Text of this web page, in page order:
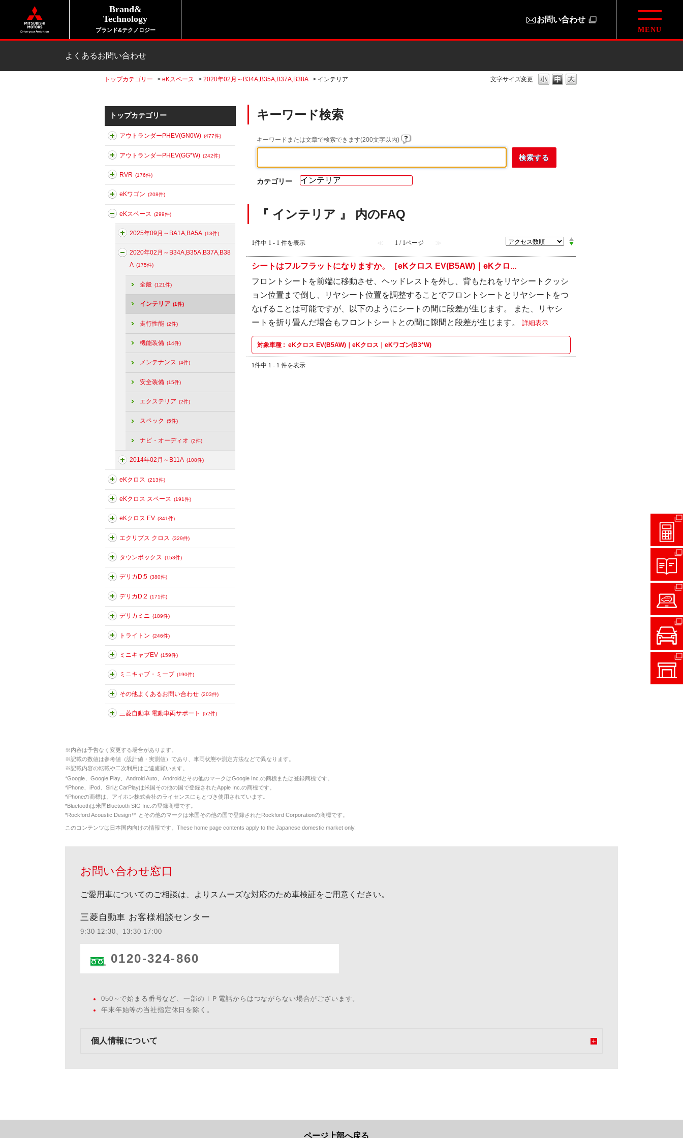
Brand&
Technology
ブランド&テクノロジー
お問い合わせ
よくあるお問い合わせ
文字サイズ変更
トップカテゴリー > eKスペース > 2020年02月～B34A,B35A,B37A,B38A > インテリア
トップカテゴリー
アウトランダーPHEV(GN0W) (477件)
アウトランダーPHEV(GG*W) (242件)
RVR (176件)
eKワゴン (208件)
eKスペース (299件)
2025年09月～BA1A,BA5A (13件)
2020年02月～B34A,B35A,B37A,B38
A (175件)
全般 (121件)
インテリア (1件)
走行性能 (2件)
機能装備 (14件)
メンテナンス (4件)
安全装備 (15件)
エクステリア (2件)
スペック (5件)
ナビ・オーディオ (2件)
2014年02月～B11A (108件)
eKクロス (213件)
eKクロス スペース (191件)
eKクロス EV (341件)
エクリプス クロス (329件)
タウンボックス (153件)
デリカD:5 (380件)
デリカD:2 (171件)
デリカミニ (189件)
トライトン (246件)
ミニキャブEV (159件)
ミニキャブ・ミーブ (190件)
その他よくあるお問い合わせ (203件)
三菱自動車 電動車両サポート (52件)
キーワード検索
キーワードまたは文章で検索できます(200文字以内)
カテゴリー
『 インテリア 』 内のFAQ
1件中 1 - 1 件を表示 ≪ 1 / 1ページ ≫
シートはフルフラットになりますか。［eKクロス EV(B5AW)｜eKクロ...
フロントシートを前端に移動させ、ヘッドレストを外し、背もたれをリヤシートクッシ
ョン位置まで倒し、リヤシート位置を調整することでフロントシートとリヤシートをつ
なげることは可能ですが、以下のようにシートの間に段差が生じます。 また、リヤシ
ートを折り畳んだ場合もフロントシートとの間に隙間と段差が生じます。 詳細表示
対象車種 : eKクロス EV(B5AW)｜eKクロス｜eKワゴン(B3*W)
1件中 1 - 1 件を表示
※内容は予告なく変更する場合があります。
※記載の数値は参考値（設計値・実測値）であり、車両状態や測定方法などで異なります。
※記載内容の転載や二次利用はご遠慮願います。
*Google、Google Play、Android Auto、Androidとその他のマークはGoogle Inc.の商標または登録商標です。
*iPhone、iPod、SiriとCarPlayは米国その他の国で登録されたApple Inc.の商標です。
*iPhoneの商標は、アイホン株式会社のライセンスにもとづき使用されています。
*Bluetoothは米国Bluetooth SIG Inc.の登録商標です。
*Rockford Acoustic Design™ とその他のマークは米国その他の国で登録されたRockford Corporationの商標です。
このコンテンツは日本国内向けの情報です。These home page contents apply to the Japanese domestic market only.
お問い合わせ窓口
ご愛用車についてのご相談は、よりスムーズな対応のため車検証をご用意ください。
三菱自動車 お客様相談センター
9:30-12:30、13:30-17:00
0120-324-860
050～で始まる番号など、一部のＩＰ電話からはつながらない場合がございます。
年末年始等の当社指定休日を除く。
個人情報について
ページ上部へ戻る